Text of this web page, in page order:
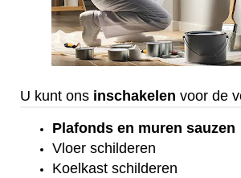
U kunt ons inschakelen voor de
Plafonds en muren sauzen
Vloer schilderen
Koelkast schilderen